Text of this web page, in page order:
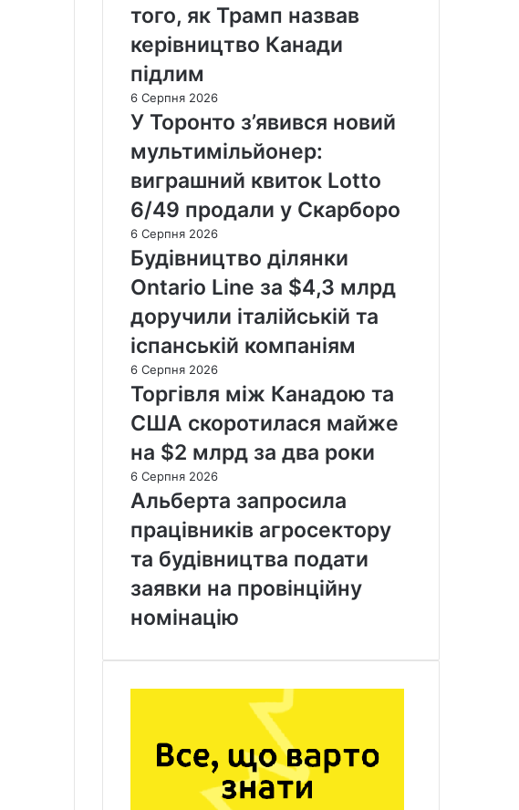
того, як Трамп назвав
керівництво Канади
підлим
6 Серпня 2026
У Торонто з’явився новий
мультимільйонер:
виграшний квиток Lotto
6/49 продали у Скарборо
6 Серпня 2026
Будівництво ділянки
Ontario Line за $4,3 млрд
доручили італійській та
іспанській компаніям
6 Серпня 2026
Торгівля між Канадою та
США скоротилася майже
на $2 млрд за два роки
6 Серпня 2026
Альберта запросила
працівників агросектору
та будівництва подати
заявки на провінційну
номінацію